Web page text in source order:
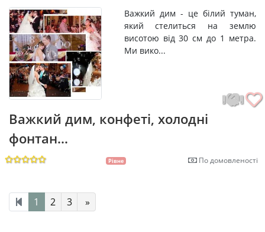
Важкий дим - це білий туман,
який стелиться на землю
висотою від 30 см до 1 метра.
Ми вико...
Важкий дим, конфеті, холодні
фонтан...
Рівне По домовленості
1 2 3 »